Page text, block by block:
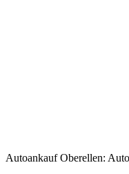
Autoankauf Oberellen: